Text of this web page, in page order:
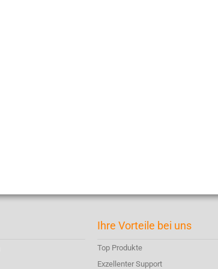
Ihre Vorteile bei uns
Top Produkte
Exzellenter Support